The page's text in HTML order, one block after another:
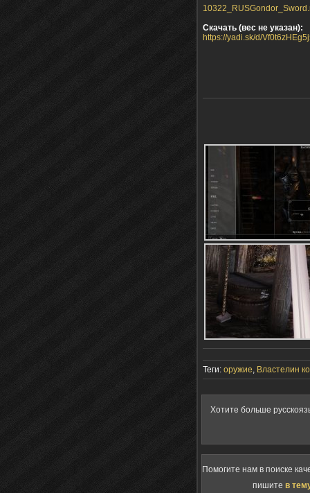
Скачать (вес не указан):
https://yadi.sk/d/
Теги: оружие, Властелин
Хотите больше
Помогите нам в поиске
пишите в